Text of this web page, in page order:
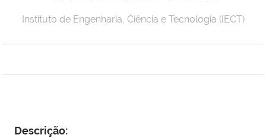
Instituto de Engenharia, Ciência e Tecnologia (IECT)
Descrição: